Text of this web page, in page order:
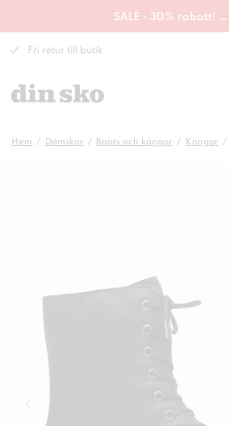
SALE - 30% rabatt! →
Fri retur till butik
Hem Damskor Boots och kängor Kängor